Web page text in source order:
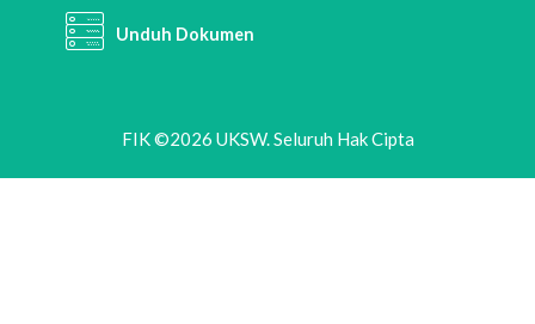
Unduh Dokumen
FIK ©2026 UKSW. Seluruh Hak Cipta